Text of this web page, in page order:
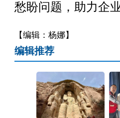
愁盼问题，助力企
【编辑：杨娜】
编辑推荐